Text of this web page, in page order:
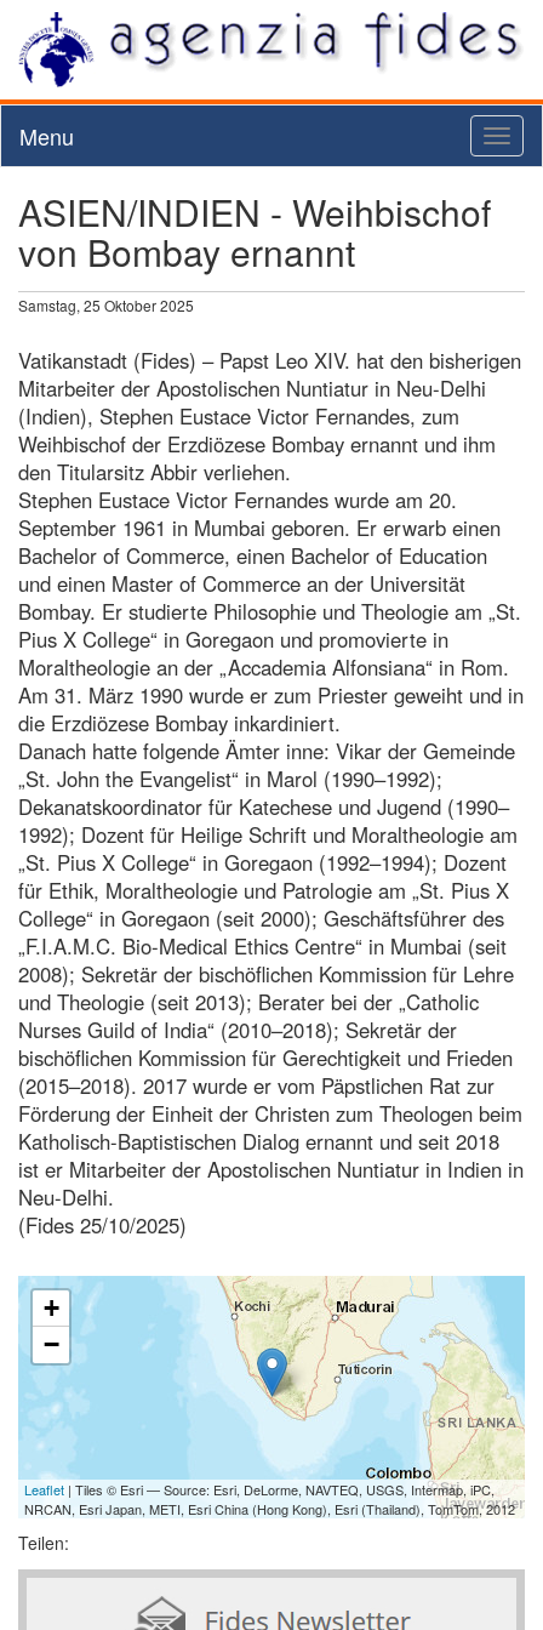
Menu
ASIEN/INDIEN - Weihbischof
von Bombay ernannt
Samstag, 25 Oktober 2025
Vatikanstadt (Fides) – Papst Leo XIV. hat den bisherigen
Mitarbeiter der Apostolischen Nuntiatur in Neu-Delhi
(Indien), Stephen Eustace Victor Fernandes, zum
Weihbischof der Erzdiözese Bombay ernannt und ihm
den Titularsitz Abbir verliehen.
Stephen Eustace Victor Fernandes wurde am 20.
September 1961 in Mumbai geboren. Er erwarb einen
Bachelor of Commerce, einen Bachelor of Education
und einen Master of Commerce an der Universität
Bombay. Er studierte Philosophie und Theologie am „St.
Pius X College“ in Goregaon und promovierte in
Moraltheologie an der „Accademia Alfonsiana“ in Rom.
Am 31. März 1990 wurde er zum Priester geweiht und in
die Erzdiözese Bombay inkardiniert.
Danach hatte folgende Ämter inne: Vikar der Gemeinde
„St. John the Evangelist“ in Marol (1990–1992);
Dekanatskoordinator für Katechese und Jugend (1990–
1992); Dozent für Heilige Schrift und Moraltheologie am
„St. Pius X College“ in Goregaon (1992–1994); Dozent
für Ethik, Moraltheologie und Patrologie am „St. Pius X
College“ in Goregaon (seit 2000); Geschäftsführer des
„F.I.A.M.C. Bio-Medical Ethics Centre“ in Mumbai (seit
2008); Sekretär der bischöflichen Kommission für Lehre
und Theologie (seit 2013); Berater bei der „Catholic
Nurses Guild of India“ (2010–2018); Sekretär der
bischöflichen Kommission für Gerechtigkeit und Frieden
(2015–2018). 2017 wurde er vom Päpstlichen Rat zur
Förderung der Einheit der Christen zum Theologen beim
Katholisch-Baptistischen Dialog ernannt und seit 2018
ist er Mitarbeiter der Apostolischen Nuntiatur in Indien in
Neu-Delhi.
(Fides 25/10/2025)
+
−
Leaflet | Tiles © Esri — Source: Esri, DeLorme, NAVTEQ, USGS, Intermap, iPC,
NRCAN, Esri Japan, METI, Esri China (Hong Kong), Esri (Thailand), TomTom, 2012
Teilen: